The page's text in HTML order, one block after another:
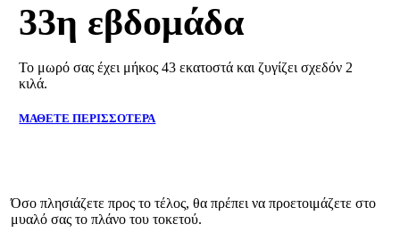
33η εβδομάδα
Το μωρό σας έχει μήκος 43 εκατοστά και ζυγίζει σχεδόν 2
κιλά.
ΜΑΘΕΤΕ ΠΕΡΙΣΣΟΤΕΡΑ
Όσο πλησιάζετε προς το τέλος, θα πρέπει να προετοιμάζετε στο
μυαλό σας το πλάνο του τοκετού.